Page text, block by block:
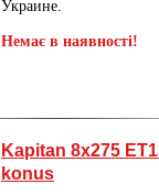
Украине.
Немає в наявності!
Kapitan 8x275
konus